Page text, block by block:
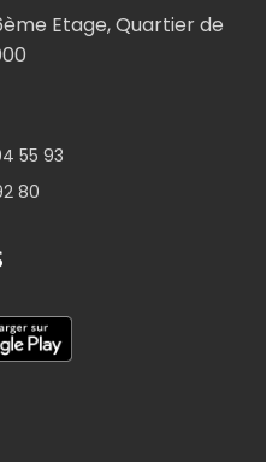
Etage, Quartier de
55 93
80